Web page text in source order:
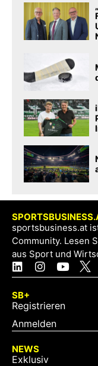
sportsbusiness.at
Community. Lesen
aus Sport und
SB+
Registrieren
Anmelden
NEWS
Exklusiv